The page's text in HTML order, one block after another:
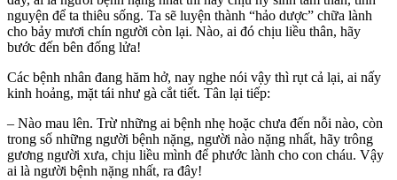
nguyện để ta thiêu sống. Ta sẽ luyện thành “hảo dược” chữa lành
cho bảy mươi chín người còn lại. Nào, ai đó chịu liều thân, hãy
bước đến bên đống lửa!
Các bệnh nhân đang hăm hở, nay nghe nói vậy thì rụt cả lại, ai nấy
kinh hoảng, mặt tái như gà cắt tiết. Tân lại tiếp:
– Nào mau lên. Trừ những ai bệnh nhẹ hoặc chưa đến nỗi nào, còn
trong số những người bệnh nặng, người nào nặng nhất, hãy trông
gương người xưa, chịu liều mình để phước lành cho con cháu. Vậy
ai là người bệnh nặng nhất, ra đây!